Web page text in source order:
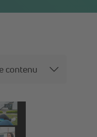
contenu